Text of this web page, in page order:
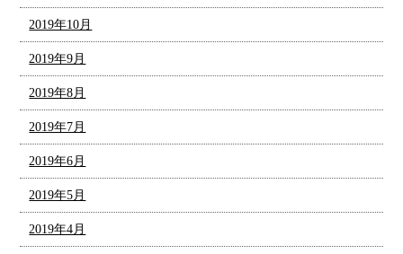
2019年10月
2019年9月
2019年8月
2019年7月
2019年6月
2019年5月
2019年4月